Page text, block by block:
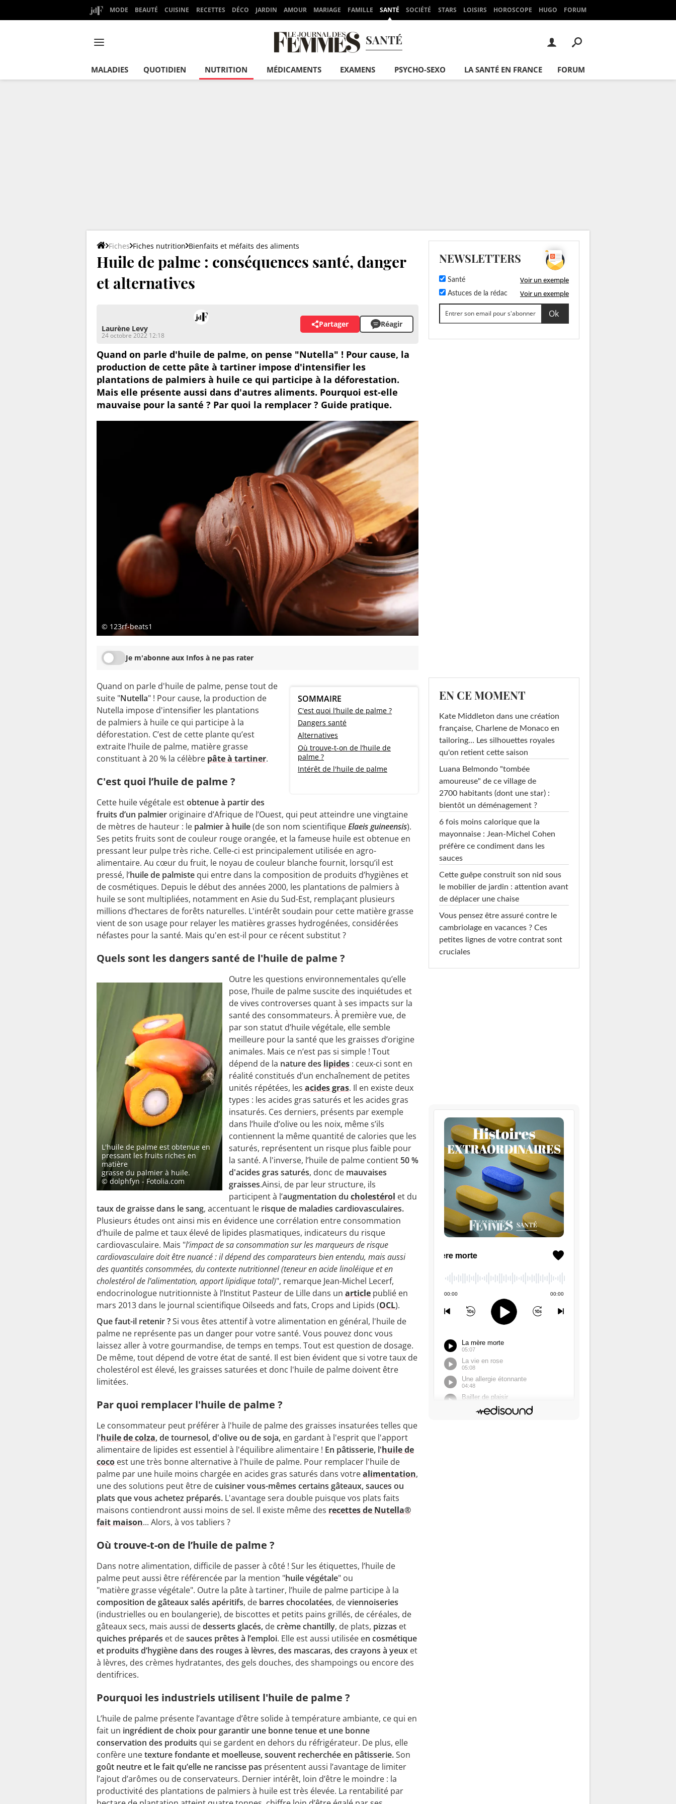
MODE BEAUTÉ CUISINE RECETTES DÉCO JARDIN AMOUR MARIAGE FAMILLE SANTÉ SOCIÉTÉ STARS LOISIRS HOROSCOPE HUGO FORUM
SANTÉ
MALADIES QUOTIDIEN NUTRITION MÉDICAMENTS EXAMENS PSYCHO-SEXO LA SANTÉ EN FRANCE FORUM
Fiches Fiches nutrition Bienfaits et méfaits des aliments
Huile de palme : conséquences santé, danger
et alternatives
Laurène Levy
24 octobre 2022 12:18
Partager Réagir
Quand on parle d'huile de palme, on pense "Nutella" ! Pour cause, la
production de cette pâte à tartiner impose d'intensifier les
plantations de palmiers à huile ce qui participe à la déforestation.
Mais elle présente aussi dans d'autres aliments. Pourquoi est-elle
mauvaise pour la santé ? Par quoi la remplacer ? Guide pratique.
© 123rf-beats1
Je m'abonne aux Infos à ne pas rater
SOMMAIRE
C'est quoi l’huile de palme ?
Dangers santé
Alternatives
Où trouve-t-on de l’huile de
palme ?
Intérêt de l'huile de palme
Quand on parle d'huile de palme, pense tout de
suite "Nutella" ! Pour cause, la production de
Nutella impose d'intensifier les plantations
de palmiers à huile ce qui participe à la
déforestation. C’est de cette plante qu’est
extraite l’huile de palme, matière grasse
constituant à 20 % la célèbre pâte à tartiner.
C'est quoi l’huile de palme ?
Cette huile végétale estobtenue à partir des
fruits d’un palmier originaire d’Afrique de l’Ouest, qui peut atteindre une vingtaine
de mètres de hauteur : le palmier à huile(de son nom scientifiqueElaeis guineensis).
Ses petits fruits sont de couleur rouge orangée, et la fameuse huile est obtenue en
pressant leur pulpe très riche. Celle-ci est principalement utilisée en agro-
alimentaire. Au cœur du fruit, le noyau de couleur blanche fournit, lorsqu’il est
pressé, l’huile de palmiste qui entre dans la composition de produits d’hygiènes et
de cosmétiques. Depuis le début des années 2000, les plantations de palmiers à
huile se sont multipliées, notamment en Asie du Sud-Est, remplaçant plusieurs
millions d’hectares de forêts naturelles. L'intérêt soudain pour cette matière grasse
vient de son usage pour relayer les matières grasses hydrogénées, considérées
néfastes pour la santé. Mais qu'en est-il pour ce récent substitut ?
Quels sont les dangers santé de l'huile de palme ?
L'huile de palme est obtenue en
pressant les fruits riches en
matière
grasse du palmier à huile.
© dolphfyn - Fotolia.com
Outre les questions environnementales qu’elle
pose, l’huile de palme suscite des inquiétudes et
de vives controverses quant à ses impacts sur la
santé des consommateurs. À première vue, de
par son statut d’huile végétale, elle semble
meilleure pour la santé que les graisses d’origine
animales. Mais ce n’est pas si simple ! Tout
dépend de la nature des lipides: ceux-ci sont en
réalité constitués d’un enchaînement de petites
unités répétées, les acides gras. Il en existe deux
types : les acides gras saturés et les acides gras
insaturés. Ces derniers, présents par exemple
dans l’huile d’olive ou les noix, même s’ils
contiennent la même quantité de calories que les
saturés, représentent un risque plus faible pour
la santé. A l'inverse, l’huile de palme contient 50 %
d'acides gras saturés, donc de mauvaises
graisses.Ainsi, de par leur structure, ils
participent à l’augmentation du cholestérol et du
taux de graisse dans le sang, accentuant le risque de maladies cardiovasculaires.
Plusieurs études ont ainsi mis en évidence une corrélation entre consommation
d’huile de palme et taux élevé de lipides plasmatiques, indicateurs du risque
cardiovasculaire. Mais "l’impact de sa consommation sur les marqueurs de risque
cardiovasculaire doit être nuancé : il dépend des comparateurs bien entendu, mais aussi
des quantités consommées, du contexte nutritionnel (teneur en acide linoléique et en
cholestérol de l’alimentation, apport lipidique total)", remarque Jean-Michel Lecerf,
endocrinologue nutritionniste à l’Institut Pasteur de Lille dans un article publié en
mars 2013 dans le journal scientifique Oilseeds and fats, Crops and Lipids (OCL).
Que faut-il retenir ?Si vous êtes attentif à votre alimentation en général, l'huile de
palme ne représente pas un danger pour votre santé. Vous pouvez donc vous
laissez aller à votre gourmandise, de temps en temps. Tout est question de dosage.
De même, tout dépend de votre état de santé. Il est bien évident que si votre taux de
cholestérol est élevé, les graisses saturées et donc l'huile de palme doivent être
limitées.
Par quoi remplacer l'huile de palme ?
Le consommateur peut préférer à l'huile de palme des graisses insaturées telles que
l'huile de colza, de tournesol, d'olive ou de soja, en gardant à l'esprit que l'apport
alimentaire de lipides est essentiel à l'équilibre alimentaire ! En pâtisserie, l'huile de
coco est une très bonne alternative à l'huile de palme. Pour remplacer l'huile de
palme par une huile moins chargée en acides gras saturés dans votrealimentation,
une des solutions peut être decuisiner vous-mêmes certains gâteaux, sauces ou
plats que vous achetez préparés. L'avantage sera double puisque vos plats faits
maisons contiendront aussi moins de sel. Il existe même des recettes de Nutella®
fait maison... Alors, à vos tabliers ?
Où trouve-t-on de l’huile de palme ?
Dans notre alimentation, difficile de passer à côté ! Sur les étiquettes, l’huile de
palme peut aussi être référencée par la mention "huile végétale" ou
"matière grasse végétale". Outre la pâte à tartiner, l’huile de palme participe à la
composition de gâteaux salés apéritifs, de barres chocolatées, deviennoiseries
(industrielles ou en boulangerie), de biscottes et petits pains grillés, de céréales, de
gâteaux secs, mais aussi dedesserts glacés, decrème chantilly, de plats, pizzas et
quiches préparés et desauces prêtes à l’emploi. Elle est aussi utilisée en cosmétique
et produits d’hygiène dans des rouges à lèvres, des mascaras, des crayons à yeux et
à lèvres, des crèmes hydratantes, des gels douches, des shampoings ou encore des
dentifrices.
Pourquoi les industriels utilisent l'huile de palme ?
L’huile de palme présente l’avantage d’être solide à température ambiante, ce qui en
fait un ingrédient de choix pour garantir une bonne tenue et une bonne
conservation des produits qui se gardent en dehors du réfrigérateur. De plus, elle
confère unetexture fondante et moelleuse, souvent recherchée en pâtisserie.Son
goût neutre et le fait qu’elle ne rancisse pas présentent aussi l’avantage de limiter
l’ajout d’arômes ou de conservateurs. Dernier intérêt, loin d’être le moindre : la
productivité des plantations de palmiers à huile est très élevée. La rentabilité par
NEWSLETTERS
Santé Voir un exemple
Astuces de la rédac Voir un exemple
EN CE MOMENT
Kate Middleton dans une création
française, Charlene de Monaco en
tailoring… Les silhouettes royales
qu'on retient cette saison
Luana Belmondo "tombée
amoureuse" de ce village de
2700 habitants (dont une star) :
bientôt un déménagement ?
6 fois moins calorique que la
mayonnaise : Jean-Michel Cohen
préfère ce condiment dans les
sauces
Cette guêpe construit son nid sous
le mobilier de jardin : attention avant
de déplacer une chaise
Vous pensez être assuré contre le
cambriolage en vacances ? Ces
petites lignes de votre contrat sont
cruciales